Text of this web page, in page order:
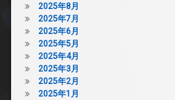
2025年8月
2025年7月
2025年6月
2025年5月
2025年4月
2025年3月
2025年2月
2025年1月